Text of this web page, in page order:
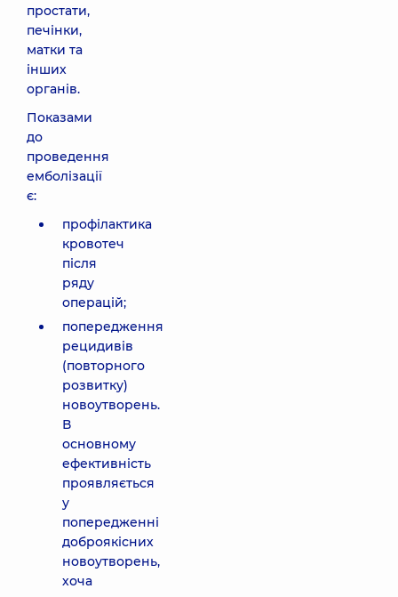
простати,
печінки,
матки та
інших
органів.
Показами
до
проведення
емболізації
є:
профілактика
кровотеч
після
ряду
операцій;
попередження
рецидивів
(повторного
розвитку)
новоутворень.
В
основному
ефективність
проявляється
у
попередженні
доброякісних
новоутворень,
хоча